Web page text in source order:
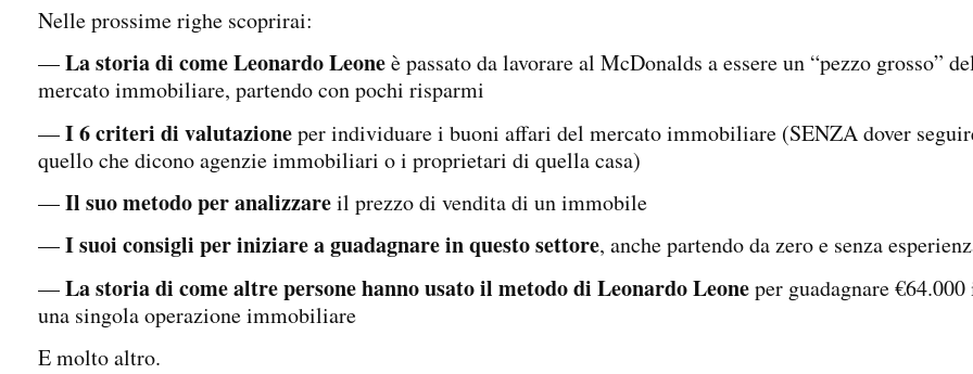
Nelle prossime righe scoprirai:
—La storia di come Leonardo Leoneè passato da lavorare al McDonalds a essere un “pezzo grosso”
mercato immobiliare, partendo con pochi risparmi
—I 6 criteri di valutazioneper individuare i buoni affari del mercato immobiliare (SENZA dover
quello che dicono agenzie immobiliari o i proprietari di quella casa)
—Il suo metodoperanalizzareil prezzo di vendita di un immobile
—I suoi consigli per iniziare a guadagnare in questo settore, anche partendo da zero e senza
—La storia di come altre persone hanno usato il metodo di Leonardo Leoneper guadagnare €64.000
una singola operazione immobiliare
E molto altro.